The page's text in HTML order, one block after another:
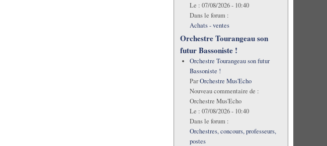
Le : 07/08/2026 - 10:40
Dans le forum :
Achats - ventes
Orchestre Tourangeau son
futur Bassoniste !
Orchestre Tourangeau son futur
Bassoniste !
ParOrchestre Mus'Echo
Nouveau commentaire de :
Orchestre Mus'Echo
Le : 07/08/2026 - 10:40
Dans le forum :
Orchestres, concours, professeurs,
postes